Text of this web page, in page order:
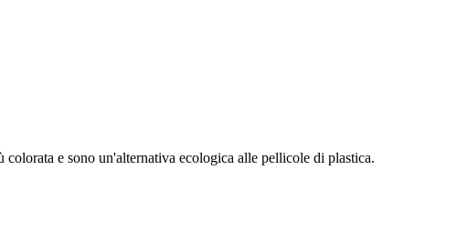
e sono un'alternativa ecologica alle pellicole di plastica.